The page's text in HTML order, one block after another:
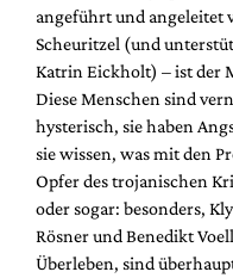
angeführt und angeleitet
Scheuritzel (und
Katrin Eickholt) – ist der
Diese Menschen sind
hysterisch, sie haben
sie wissen, was mit den
Opfer des trojanischen
oder sogar: besonders,
Rösner und Benedikt
Überleben, sind